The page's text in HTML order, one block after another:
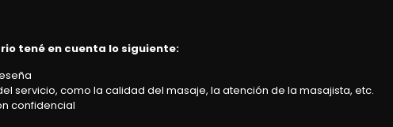
tené en cuenta lo siguiente:
servicio, como la calidad del masaje, la atención de la masajista, etc.
confidencial